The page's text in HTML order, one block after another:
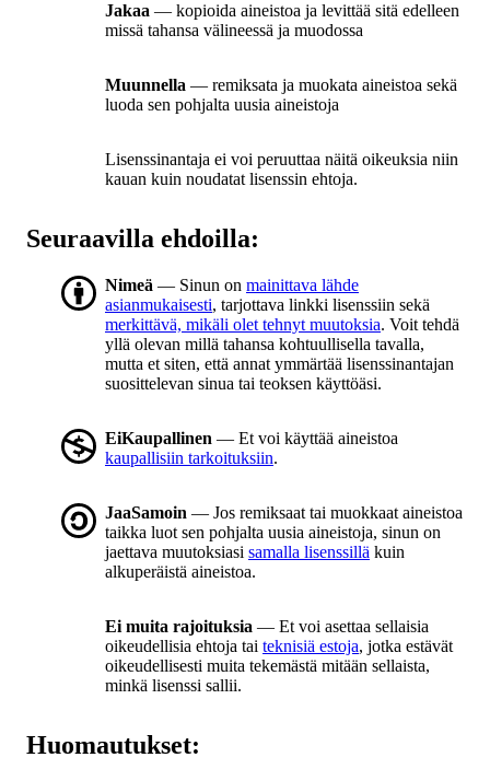
Jakaa — kopioida aineistoa ja levittää sitä edelleen
missä tahansa välineessä ja muodossa
Muunnella — remiksata ja muokata aineistoa sekä
luoda sen pohjalta uusia aineistoja
Lisenssinantaja ei voi peruuttaa näitä oikeuksia niin
kauan kuin noudatat lisenssin ehtoja.
Seuraavilla ehdoilla:
Nimeä — Sinun on mainittava lähde
asianmukaisesti, tarjottava linkki lisenssiin sekä
merkittävä, mikäli olet tehnyt muutoksia. Voit tehdä
yllä olevan millä tahansa kohtuullisella tavalla,
mutta et siten, että annat ymmärtää lisenssinantajan
suosittelevan sinua tai teoksen käyttöäsi.
EiKaupallinen — Et voi käyttää aineistoa
kaupallisiin tarkoituksiin.
JaaSamoin — Jos remiksaat tai muokkaat aineistoa
taikka luot sen pohjalta uusia aineistoja, sinun on
jaettava muutoksiasi samalla lisenssillä kuin
alkuperäistä aineistoa.
Ei muita rajoituksia — Et voi asettaa sellaisia
oikeudellisia ehtoja tai teknisiä estoja, jotka estävät
oikeudellisesti muita tekemästä mitään sellaista,
minkä lisenssi sallii.
Huomautukset: